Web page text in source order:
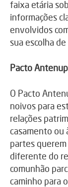
faixa etária
informações
envolvidos
sua escolha
Pacto
O Pacto
noivos para
relações
casamento ou
partes
diferente do
comunhão
caminho para